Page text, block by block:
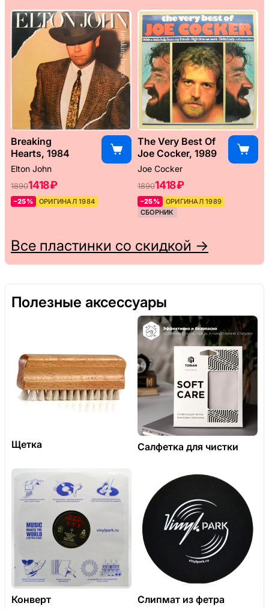
Breaking
Hearts, 1984
Elton John
18901418 ₽
–25% ОРИГИНАЛ 1984
The Very Best Of
Joe Cocker, 1989
Joe Cocker
18901418 ₽
–25%
ОРИГИНАЛ 1989
СБОРНИК
Все пластинки со скидкой →
Полезные аксессуары
Щетка Салфетка для чистки
Конверт Слипмат из фетра